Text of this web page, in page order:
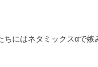
ちにはネタミックスαで嫉